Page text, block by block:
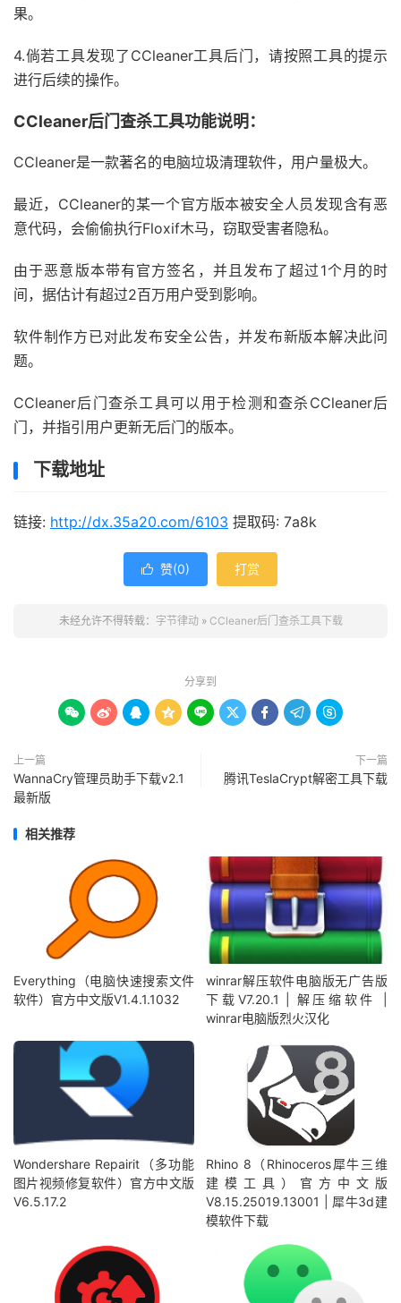
果。
4.倘若工具发现了CCleaner工具后门，请按照工具的提示
进行后续的操作。
CCleaner后门查杀工具功能说明：
CCleaner是一款著名的电脑垃圾清理软件，用户量极大。
最近，CCleaner的某一个官方版本被安全人员发现含有恶
意代码，会偷偷执行Floxif木马，窃取受害者隐私。
由于恶意版本带有官方签名，并且发布了超过1个月的时
间，据估计有超过2百万用户受到影响。
软件制作方已对此发布安全公告，并发布新版本解决此问
题。
CCleaner后门查杀工具可以用于检测和查杀CCleaner后
门，并指引用户更新无后门的版本。
下载地址
链接: http://dx.35a20.com/6103 提取码: 7a8k
 赞(0) 打赏
未经允许不得转载： 字节律动» CCleaner后门查杀工具下载
分享到
        
上一篇
WannaCry管理员助手下载v2.1
最新版
下一篇
腾讯TeslaCrypt解密工具下载
相关推荐
Everything（电脑快速搜索文件
软件）官方中文版V1.4.1.1032
winrar解压软件电脑版无广告版
下载V7.20.1 | 解压缩软件 |
winrar电脑版烈火汉化
Wondershare Repairit（多功能
图片视频修复软件）官方中文版
V6.5.17.2
Rhino 8（Rhinoceros犀牛三维
建模工具）官方中文版
V8.15.25019.13001 | 犀牛3d建
模软件下载